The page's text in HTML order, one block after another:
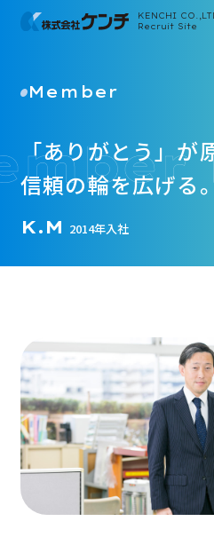
KENCHI
Recruit Site
Member
「ありがとう」が
信頼の輪を広げる
K.M 2014年入社